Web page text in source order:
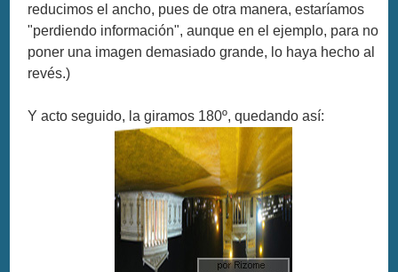
reducimos el ancho, pues de otra manera, estaríamos
"perdiendo información", aunque en el ejemplo, para no
poner una imagen demasiado grande, lo haya hecho al
revés.)
Y acto seguido, la giramos 180º, quedando así: